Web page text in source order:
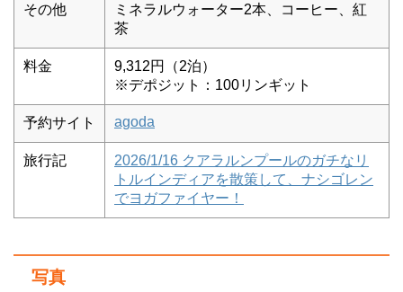
その他
ミネラルウォーター2本、コーヒー、紅
茶
料金
9,312円（2泊）
※デポジット：100リンギット
予約サイト agoda
旅行記
2026/1/16 クアラルンプールのガチなリ
トルインディアを散策して、ナシゴレン
でヨガファイヤー！
写真